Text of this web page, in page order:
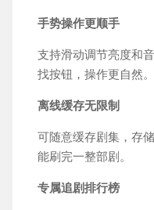
手势操作更顺手
支持滑动调节亮度和
找按钮，操作更自然。
离线缓存无限制
可随意缓存剧集，存
能刷完一整部剧。
专属追剧排行榜